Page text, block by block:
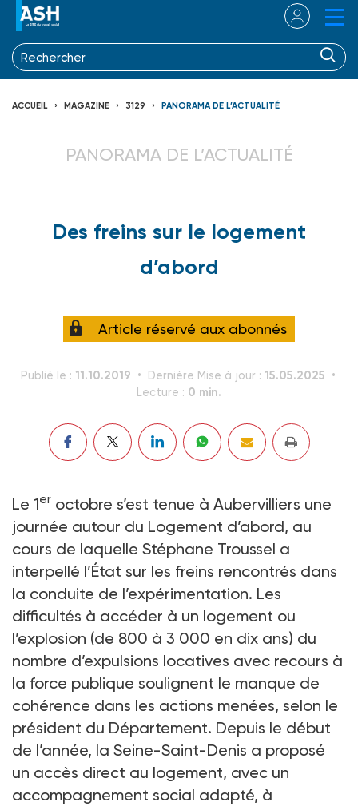
ACCUEIL MAGAZINE 3129 PANORAMA DE L’ACTUALITÉ
PANORAMA DE L’ACTUALITÉ
Des freins sur le logement
d’abord
Article réservé aux abonnés
Publié le : 11.10.2019 Dernière Mise à jour : 15.05.2025
Lecture : 0 min.
Le 1er octobre s’est tenue à Aubervilliers une
journée autour du Logement d’abord, au
cours de laquelle Stéphane Troussel a
interpellé l’État sur les freins rencontrés dans
la conduite de l’expérimentation. Les
difficultés à accéder à un logement ou
l’explosion (de 800 à 3 000 en dix ans) du
nombre d’expulsions locatives avec recours à
la force publique soulignent le manque de
cohérence dans les actions menées, selon le
président du Département. Depuis le début
de l’année, la Seine-Saint-Denis a proposé
un accès direct au logement, avec un
accompagnement social adapté, à